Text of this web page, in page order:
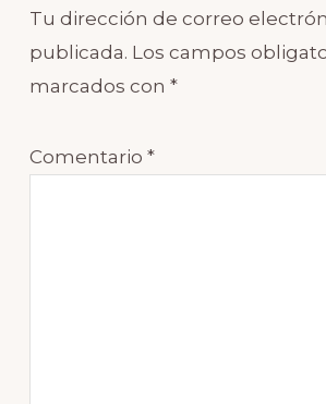
Tu dirección de correo
publicada. Los campos
marcados con *
Comentario *